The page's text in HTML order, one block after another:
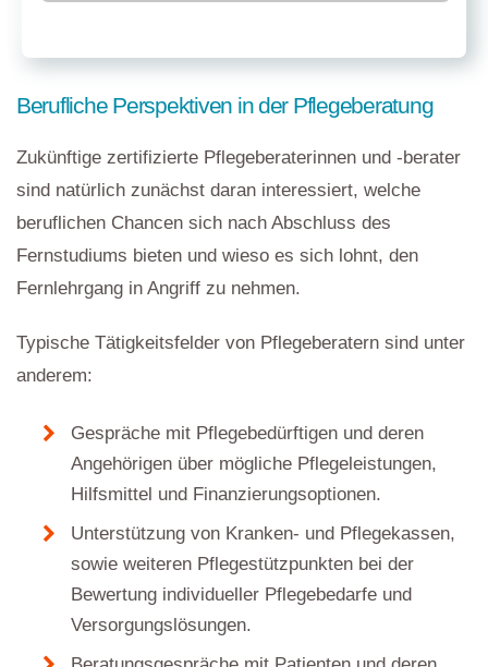
Berufliche Perspektiven in der Pflegeberatung
Zukünftige zertifizierte Pflegeberaterinnen und -berater
sind natürlich zunächst daran interessiert, welche
beruflichen Chancen sich nach Abschluss des
Fernstudiums bieten und wieso es sich lohnt, den
Fernlehrgang in Angriff zu nehmen.
Typische Tätigkeitsfelder von Pflegeberatern sind unter
anderem:
Gespräche mit Pflegebedürftigen und deren
Angehörigen über mögliche Pflegeleistungen,
Hilfsmittel und Finanzierungsoptionen.
Unterstützung von Kranken- und Pflegekassen,
sowie weiteren Pflegestützpunkten bei der
Bewertung individueller Pflegebedarfe und
Versorgungslösungen.